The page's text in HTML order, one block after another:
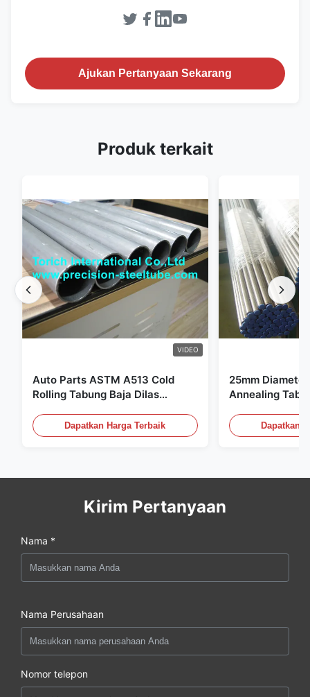
Ajukan Pertanyaan Sekarang
Produk terkait
VIDEO
Auto Parts ASTM A513 Cold
Rolling Tabung Baja Dilas
Dapatkan Harga Terbaik
25mm
Annealing
Dapatkan
Kirim Pertanyaan
Nama *
Nama Perusahaan
Nomor telepon